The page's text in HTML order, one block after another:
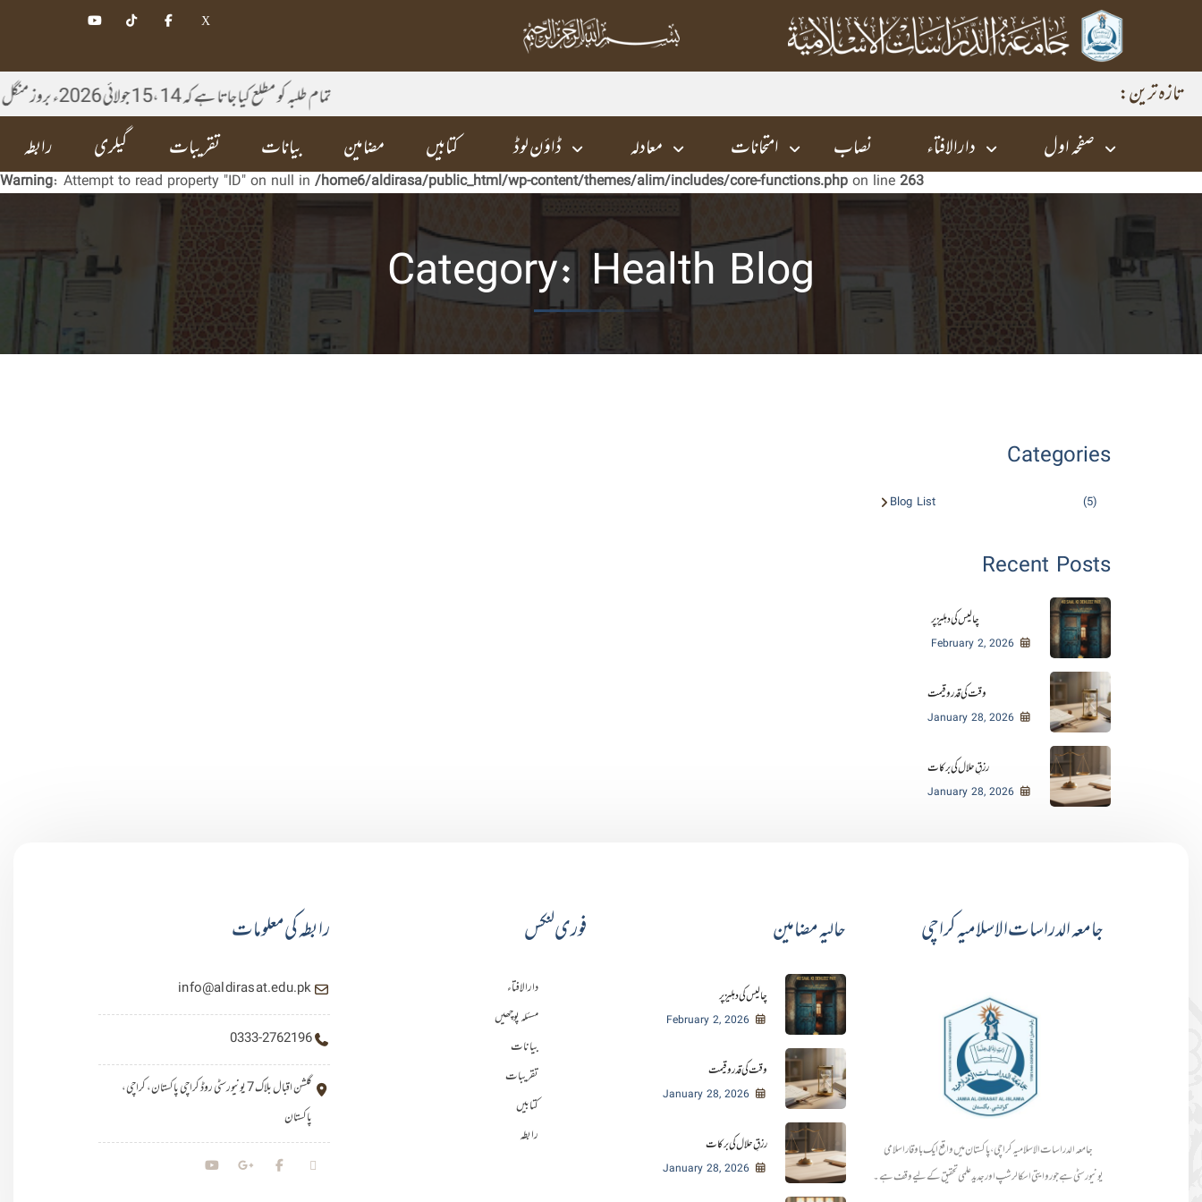
تازہ ترین: تمام طلبہ کو مطلع کیا جاتا ہے کہ 14 ،15 جولائی 2026ء بروز منگل ، بدھ شہری امتحان منعقد ہو رہا ہے تمام طلبہ بھرپور تیاری کے ساتھ امتحان میں شرکت کریں۔
صفحہ اول دارالافتاء نصاب امتحانات معادلہ ڈاؤن لوڈ کتابیں مضامین بیانات تقریبات گیلری رابطہ
Warning: Attempt to read property "ID" on null in /home6/aldirasa/public_html/wp-content/themes/alim/includes/core-functions.phpon line263
Category: Health Blog
Categories
Blog List (5)
Recent Posts
چالیس کی دہلیز پر
February 2, 2026
وقت کی قدر و قیمت
January 28, 2026
رزقِ حلال کی برکات
January 28, 2026
جامعہ الدراسات الاسلامیہ کراچی
جامعہ الدراسات الاسلامیہ کراچی، پاکستان میں واقع ایک باوقار اسلامی
یونیورسٹی ہے جو روایتی اسکالرشپ اور جدید علمی تحقیق کے لیے وقف ہے۔
حالیہ مضامین
چالیس کی دہلیز پر
February 2, 2026
وقت کی قدر و قیمت
January 28, 2026
رزقِ حلال کی برکات
January 28, 2026
فوری لنکس
دارالافتاء
مسئلہ پوچھیں
بیانات
تقریبات
کتابیں
رابطہ
رابطہ کی معلومات
info@aldirasat.edu.pk
0333-2762196
گلشن اقبال بلاک 7 یونیورسٹی روڈ کراچی پاکستان، کراچی،
پاکستان